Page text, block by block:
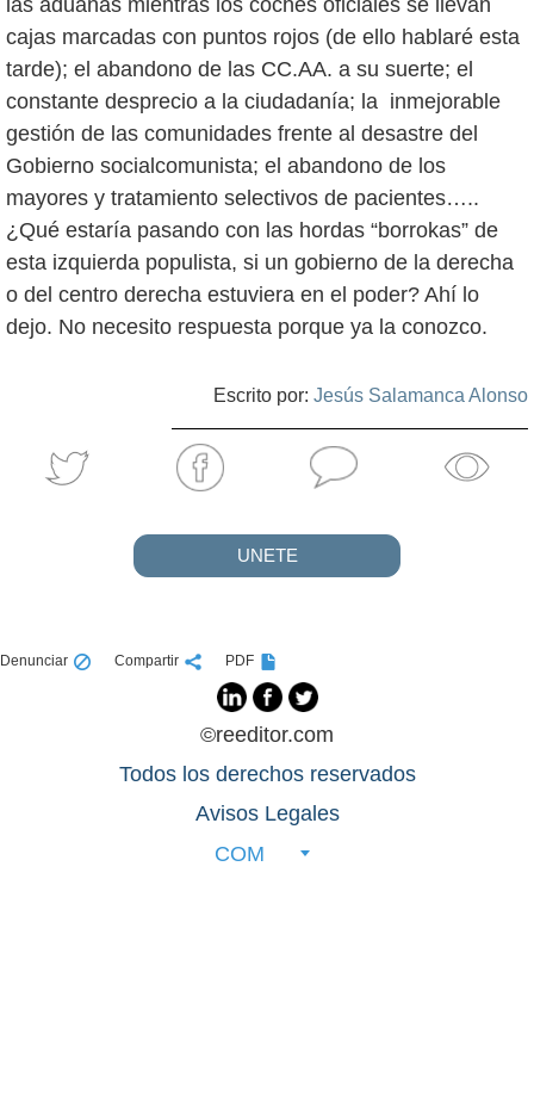
las aduanas mientras los coches oficiales se llevan
cajas marcadas con puntos rojos (de ello hablaré esta
tarde); el abandono de las CC.AA. a su suerte; el
constante desprecio a la ciudadanía; la inmejorable
gestión de las comunidades frente al desastre del
Gobierno socialcomunista; el abandono de los
mayores y tratamiento selectivos de pacientes…..
¿Qué estaría pasando con las hordas “borrokas” de
esta izquierda populista, si un gobierno de la derecha
o del centro derecha estuviera en el poder? Ahí lo
dejo. No necesito respuesta porque ya la conozco.
Escrito por: Jesús Salamanca Alonso
UNETE
Denunciar Compartir PDF
©reeditor.com
Todos los derechos reservados
Avisos Legales